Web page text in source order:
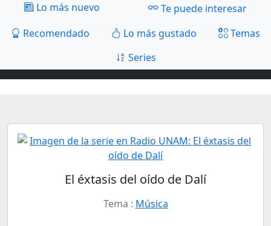
Lo más nuevo
Te puede interesar
Recomendado
Lo más gustado
Temas
Series
El éxtasis del oído de Dalí
Tema : Música